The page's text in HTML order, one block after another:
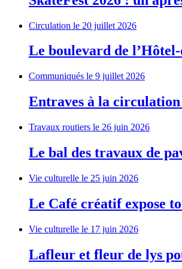
Circulation le 20 juillet 2026
Le boulevard de
Communiqués le 9 juillet 2026
Entraves à la
Travaux routiers le 26 juin 2026
Le bal des travaux de
Vie culturelle le 25 juin 2026
Le Café créatif expose
Vie culturelle le 17 juin 2026
Lafleur et fleur de lys